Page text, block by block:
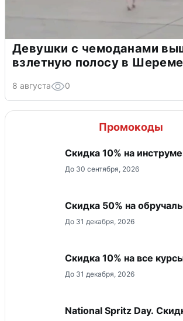
Девушки с чемоданами
взлетную полосу в
8 августа 0
Промокоды
Скидка 10% на
До 30 сентября, 2026
Скидка 50% на
До 31 декабря, 2026
Скидка 10% на все
До 31 декабря, 2026
National Spritz Day.